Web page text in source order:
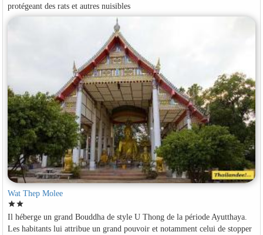
protégeant des rats et autres nuisibles
Wat Thep Molee
starstar
Il héberge un grand Bouddha de style U Thong de la période Ayutthaya.
Les habitants lui attribue un grand pouvoir et notamment celui de stopper